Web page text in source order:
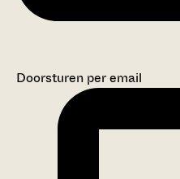
Doorsturen per email